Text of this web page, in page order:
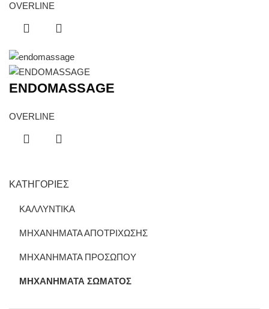
ΚΑΤΗΓΟΡΙΕΣ
ΚΑΛΛΥΝΤΙΚΑ
ΜΗΧΑΝΗΜΑΤΑ ΑΠΟΤΡΙΧΩΣΗΣ
ΜΗΧΑΝΗΜΑΤΑ ΠΡΟΣΩΠΟΥ
ΜΗΧΑΝΗΜΑΤΑ ΣΩΜΑΤΟΣ
OVERLINE
ENDOMASSAGE
OVERLINE